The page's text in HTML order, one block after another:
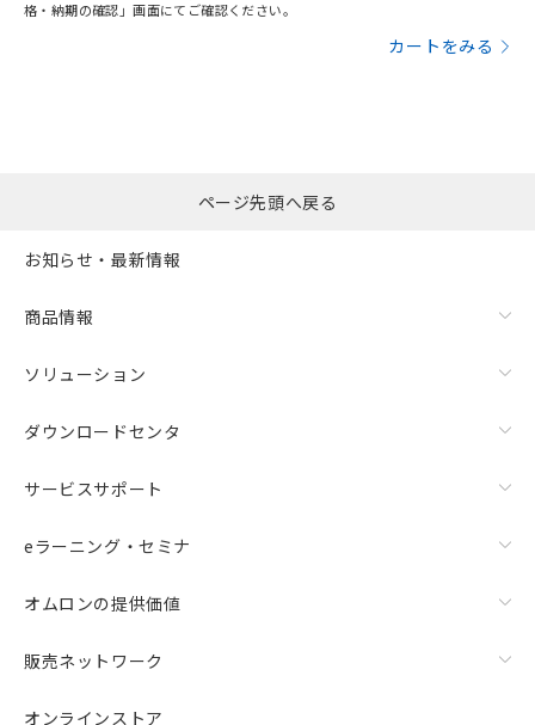
格・納期の確認」画面にてご確認ください。
カートをみる
ページ先頭へ戻る
お知らせ・最新情報
商品情報
ソリューション
ダウンロードセンタ
サービスサポート
eラーニング・セミナ
オムロンの提供価値
販売ネットワーク
オンラインストア